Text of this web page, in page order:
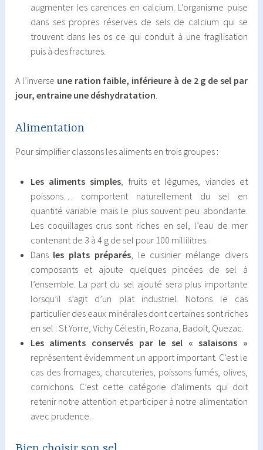
augmenter les carences en calcium. L’organisme puise
dans ses propres réserves de sels de calcium qui se
trouvent dans les os ce qui conduit à une fragilisation
puis à des fractures.
A l’inverse une ration faible, inférieure à de 2 g de sel par
jour, entraine une déshydratation.
Alimentation
Pour simplifier classons les aliments en trois groupes :
Les aliments simples , fruits et légumes, viandes et
poissons… comportent naturellement du sel en
quantité variable mais le plus souvent peu abondante.
Les coquillages crus sont riches en sel, l’eau de mer
contenant de 3 à 4 g de sel pour 100 millilitres.
Dans les plats préparés, le cuisinier mélange divers
composants et ajoute quelques pincées de sel à
l’ensemble. La part du sel ajouté sera plus importante
lorsqu’il s’agit d’un plat industriel. Notons le cas
particulier des eaux minérales dont certaines sont riches
en sel : St Yorre, Vichy Célestin, Rozana, Badoit, Quezac.
Les aliments conservés par le sel « salaisons »
représentent évidemment un apport important. C’est le
cas des fromages, charcuteries, poissons fumés, olives,
cornichons. C’est cette catégorie d’aliments qui doit
retenir notre attention et participer à notre alimentation
avec prudence.